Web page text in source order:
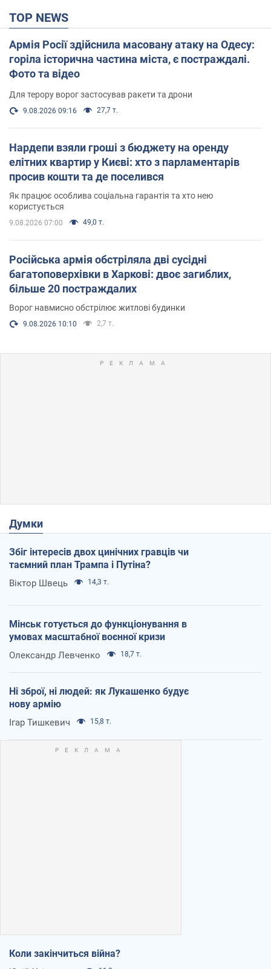
TOP NEWS
Армія Росії здійснила масовану атаку на Одесу:
горіла історична частина міста, є постраждалі.
Фото та відео
Для терору ворог застосував ракети та дрони
9.08.2026 09:16 27,7 т.
Нардепи взяли гроші з бюджету на оренду
елітних квартир у Києві: хто з парламентарів
просив кошти та де поселився
Як працює особлива соціальна гарантія та хто нею
користується
9.08.2026 07:00 49,0 т.
Російська армія обстріляла дві сусідні
багатоповерхівки в Харкові: двоє загиблих,
більше 20 постраждалих
Ворог навмисно обстрілює житлові будинки
9.08.2026 10:10 2,7 т.
Думки
Збіг інтересів двох цинічних гравців чи
таємний план Трампа і Путіна?
Віктор Швець 14,3 т.
Мінськ готується до функціонування в
умовах масштабної воєнної кризи
Олександр Левченко 18,7 т.
Ні зброї, ні людей: як Лукашенко будує
нову армію
Ігар Тишкевич 15,8 т.
Коли закінчиться війна?